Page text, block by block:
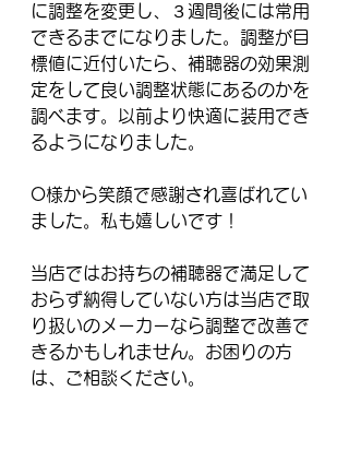
に調整を変更し、３週間後には常用
できるまでになりました。調整が目
標値に近付いたら、補聴器の効果測
定をして良い調整状態にあるのかを
調べます。以前より快適に装用でき
るようになりました。
O様から笑顔で感謝され喜ばれてい
ました。私も嬉しいです！
当店ではお持ちの補聴器で満足して
おらず納得していない方は当店で取
り扱いのメーカーなら調整で改善で
きるかもしれません。お困りの方
は、ご相談ください。